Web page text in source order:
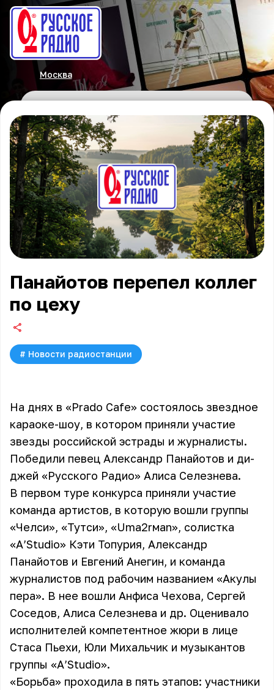
Москва
Панайотов перепел коллег
по цеху
# Новости радиостанции
На днях в «Prado Cafe» состоялось звездное
караоке-шоу, в котором приняли участие
звезды российской эстрады и журналисты.
Победили певец Александр Панайотов и ди-
джей «Русского Радио» Алиса Селезнева.
В первом туре конкурса приняли участие
команда артистов, в которую вошли группы
«Челси», «Тутси», «Uma2rмаn», солистка
«А’Studio» Кэти Топурия, Александр
Панайотов и Евгений Анегин, и команда
журналистов под рабочим названием «Акулы
пера». В нее вошли Анфиса Чехова, Сергей
Соседов, Алиса Селезнева и др. Оценивало
исполнителей компетентное жюри в лице
Стаса Пьехи, Юли Михальчик и музыкантов
группы «А’Studio».
«Борьба» проходила в пять этапов: участники